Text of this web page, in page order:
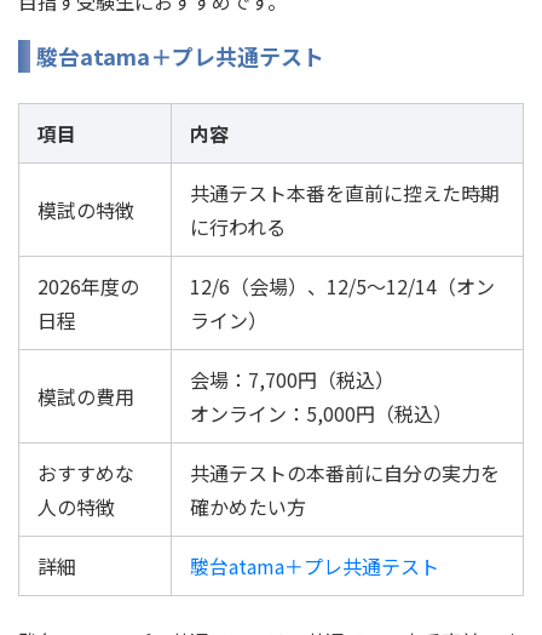
駿台atama＋プレ共通テスト
項目 内容
模試の特徴
共通テスト本番を直前に控えた時期
に行われる
2026年度の
日程
12/6（会場）、12/5〜12/14（オン
ライン）
模試の費用
会場：7,700円（税込）
オンライン：5,000円（税込）
おすすめな
人の特徴
共通テストの本番前に自分の実力を
確かめたい方
詳細 駿台atama＋プレ共通テスト